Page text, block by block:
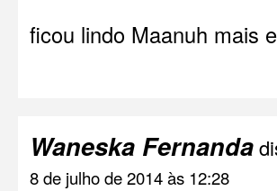
ficou lindo Maanuh mais
Waneska Fernanda
8 de julho de 2014 às 12:28